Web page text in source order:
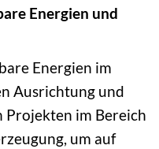
Energien und
Energien im
Ausrichtung und
Projekten im Bereich
um auf